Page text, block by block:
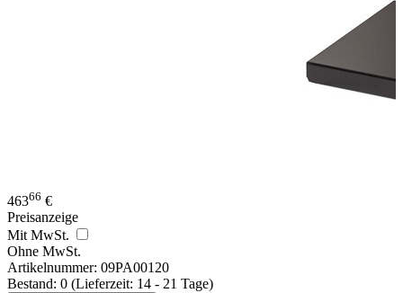
46366 €
Preisanzeige
Mit MwSt.
Ohne MwSt.
Artikelnummer: 09PA00120
Bestand: 0 (Lieferzeit: 14 - 21 Tage)